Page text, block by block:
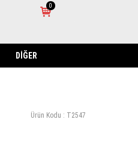
0
DIĞER
Ürün Kodu : T2547